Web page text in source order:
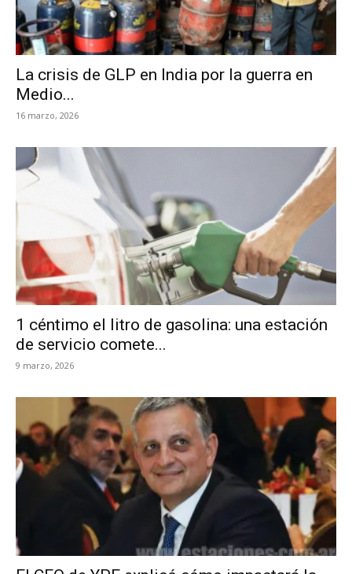
La crisis de GLP en India por la guerra en
Medio...
16 marzo, 2026
1 céntimo el litro de gasolina: una estación
de servicio comete...
9 marzo, 2026